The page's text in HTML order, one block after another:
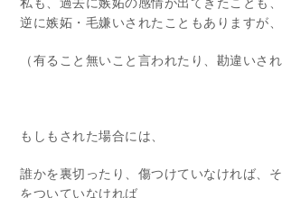
私も、過去に嫉妬の感情が出てきたことも、
逆に嫉妬・毛嫌いされたこともありますが、
（有ること無いこと言われたり、勘違いされ
もしもされた場合には、
誰かを裏切ったり、傷つけていなければ、
をついていなければ